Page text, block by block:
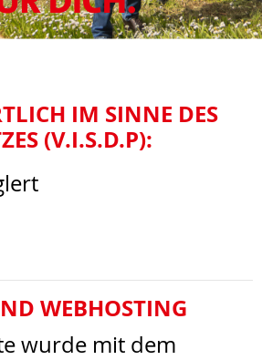
IM SINNE DES
(V.I.S.D.P):
WEBHOSTING
wurde mit dem